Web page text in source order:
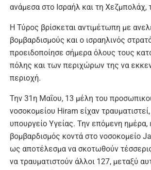
ανάμεσα στο Ισραήλ και τη Χεζμπολάχ,
Η Τύρος βρίσκεται αντιμέτωπη με
βομβαρδισμούς και ο ισραηλινός
προειδοποίησε σήμερα όλους τους
πόλης και των περιχώρων της να
περιοχή.
Την 31η Μαΐου, 13 μέλη του
νοσοκομείου Hiram είχαν
υπουργείο Υγείας. Την επόμενη ημέρα,
βομβαρδισμός κοντά στο νοσοκομείο
ως αποτέλεσμα να σκοτωθούν
να τραυματιστούν άλλοι 127, μεταξύ